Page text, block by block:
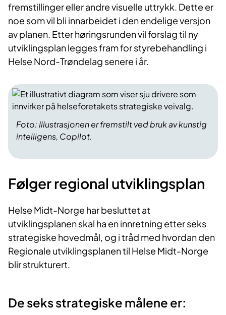
fremstillinger eller andre visuelle uttrykk. Dette er
noe som vil bli innarbeidet i den endelige versjon
av planen. Etter høringsrunden vil forslag til ny
utviklingsplan legges fram for styrebehandling i
Helse Nord-Trøndelag senere i år.
Foto: Illustrasjonen er fremstilt ved bruk av kunstig
intelligens, Copilot.
Følger regional utviklingsplan
Helse Midt-Norge har besluttet at
utviklingsplanen skal ha en innretning etter seks
strategiske hovedmål, og i tråd med hvordan den
Regionale utviklingsplanen til Helse Midt-Norge
blir strukturert.
De seks strategiske målene er: